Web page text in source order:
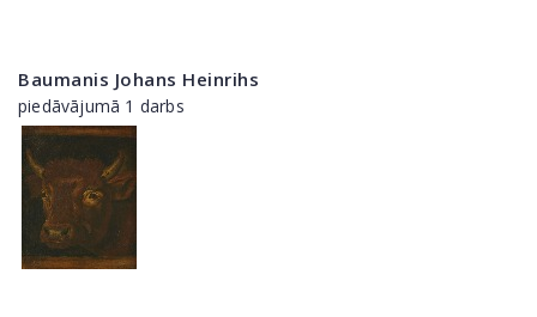
Baumanis Johans Heinrihs
piedāvājumā 1 darbs